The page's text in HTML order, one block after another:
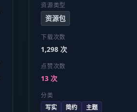
资源类型
资源包
下载次数
1,298 次
点赞次数
13 次
分类
写实
简约 主题